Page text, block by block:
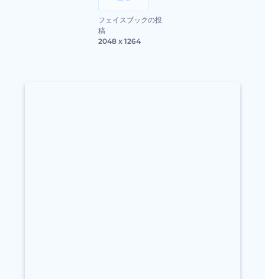
フェイスブックの投
稿
2048 x 1264